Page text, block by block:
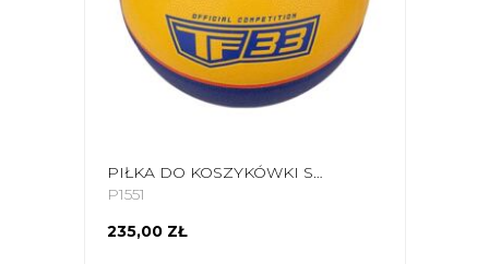
PIŁKA DO KOSZYKÓWKI SPALDING OFFICIAL TF-33 ŻÓŁTO-NIEBIESKA 76862Z
P1551
235,00 ZŁ